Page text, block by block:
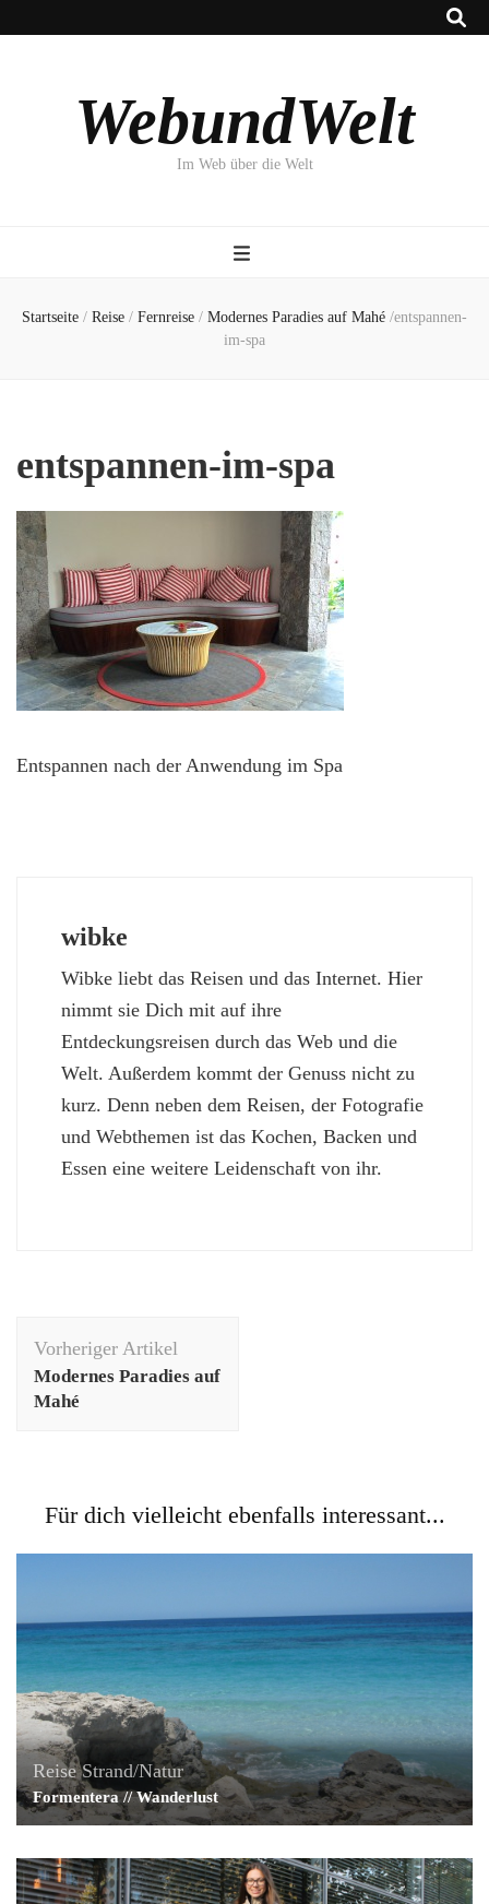
WebundWelt
Im Web über die Welt
Startseite / Reise / Fernreise / Modernes Paradies auf Mahé /entspannen-
im-spa
entspannen-im-spa
Entspannen nach der Anwendung im Spa
wibke
Wibke liebt das Reisen und das Internet. Hier
nimmt sie Dich mit auf ihre
Entdeckungsreisen durch das Web und die
Welt. Außerdem kommt der Genuss nicht zu
kurz. Denn neben dem Reisen, der Fotografie
und Webthemen ist das Kochen, Backen und
Essen eine weitere Leidenschaft von ihr.
Vorheriger Artikel
Modernes Paradies auf
Mahé
Für dich vielleicht ebenfalls interessant...
Reise Strand/Natur
Formentera // Wanderlust